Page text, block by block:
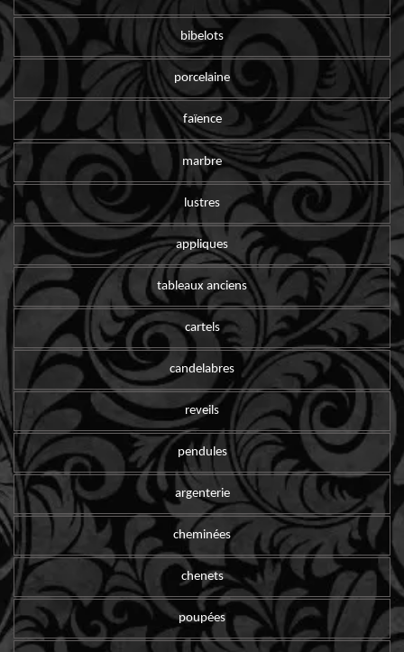
bibelots
porcelaine
faïence
marbre
lustres
appliques
tableaux anciens
cartels
candelabres
reveils
pendules
argenterie
cheminées
chenets
poupées